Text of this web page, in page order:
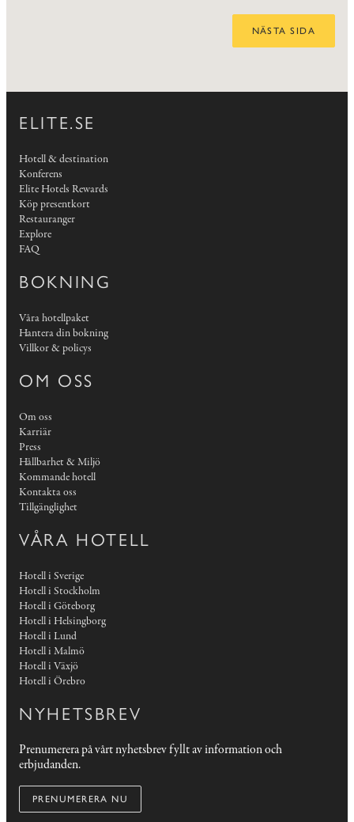
NÄSTA SIDA
ELITE.SE
Hotell & destination
Konferens
Elite Hotels Rewards
Köp presentkort
Restauranger
Explore
FAQ
BOKNING
Våra hotellpaket
Hantera din bokning
Villkor & policys
OM OSS
Om oss
Karriär
Press
Hållbarhet & Miljö
Kommande hotell
Kontakta oss
Tillgänglighet
VÅRA HOTELL
Hotell i Sverige
Hotell i Stockholm
Hotell i Göteborg
Hotell i Helsingborg
Hotell i Lund
Hotell i Malmö
Hotell i Växjö
Hotell i Örebro
NYHETSBREV
Prenumerera på vårt nyhetsbrev fyllt av information och
erbjudanden.
PRENUMERERA NU